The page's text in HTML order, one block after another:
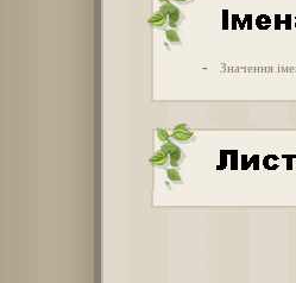
- Значення